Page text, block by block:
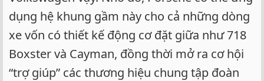
dụng hệ khung gầm này cho cả những dòng
xe vốn có thiết kế động cơ đặt giữa như 718
Boxster và Cayman, đồng thời mở ra cơ hội
“trợ giúp” các thương hiệu chung tập đoàn